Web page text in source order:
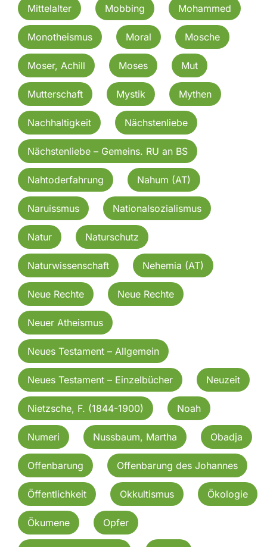
Mittelalter Mobbing Mohammed
Monotheismus Moral Mosche
Moser, Achill Moses Mut
Mutterschaft Mystik Mythen
Nachhaltigkeit Nächstenliebe
Nächstenliebe – Gemeins. RU an BS
Nahtoderfahrung Nahum (AT)
Naruissmus Nationalsozialismus
Natur Naturschutz
Naturwissenschaft Nehemia (AT)
Neue Rechte Neue Rechte
Neuer Atheismus
Neues Testament – Allgemein
Neues Testament – Einzelbücher Neuzeit
Nietzsche, F. (1844-1900) Noah
Numeri Nussbaum, Martha Obadja
Offenbarung Offenbarung des Johannes
Öffentlichkeit Okkultismus Ökologie
Ökumene Opfer